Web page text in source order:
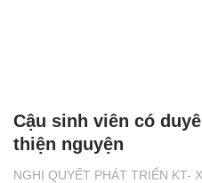
NGHỊ QUYẾT PHÁT TRIỂN KT-
Cậu sinh viên có
thiện nguyện